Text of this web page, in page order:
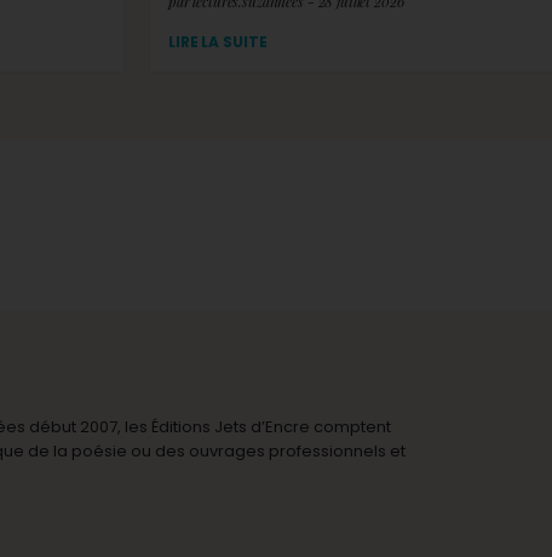
LIRE LA SUITE
début 2007, les Éditions Jets d’Encre comptent
de la poésie ou des ouvrages professionnels et